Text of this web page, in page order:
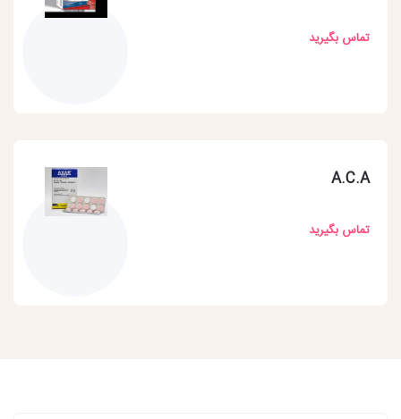
تماس بگیرید
A.C.A
تماس بگیرید